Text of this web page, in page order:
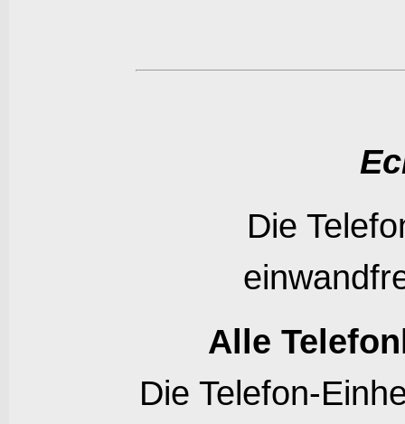
Die
Alle
Die Telefon-